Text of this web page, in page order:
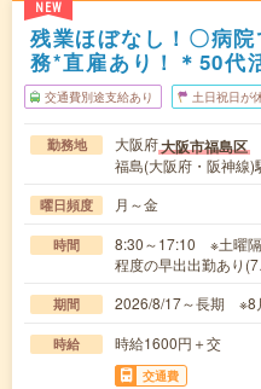
NEW
残業ほぼなし！〇病
務*直雇あり！＊50代
交通費別途支給あり 土日祝日が
勤務地 大阪府大阪市福島区
福島(大阪府・阪神線
曜日頻度 月～金
時間
8:30～17:10 ※土曜
程度の早出出勤あり
期間 2026/8/17～長期 ※8
時給 時給1600円＋交
交通費